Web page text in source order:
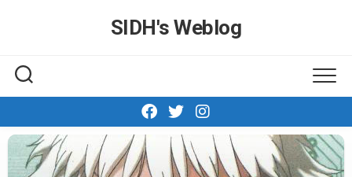
SIDH′s Weblog